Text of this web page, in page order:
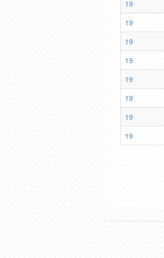
19
19
19
19
19
19
19
19